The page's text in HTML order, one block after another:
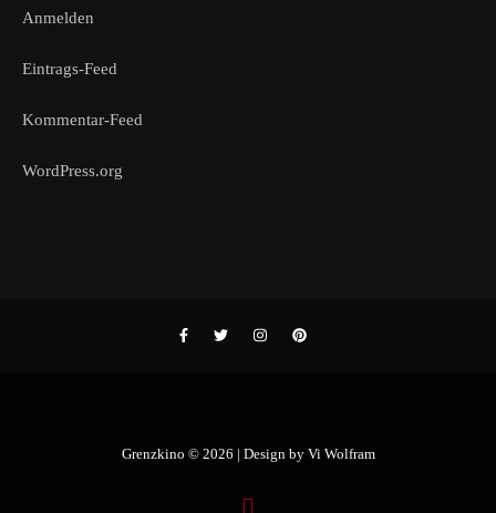
Anmelden
Eintrags-Feed
Kommentar-Feed
WordPress.org
Grenzkino © 2026 | Design by Vi Wolfram